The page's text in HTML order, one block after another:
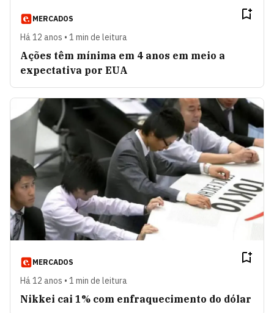
MERCADOS
Há 12 anos • 1 min de leitura
Ações têm mínima em 4 anos em meio a
expectativa por EUA
MERCADOS
Há 12 anos • 1 min de leitura
Nikkei cai 1% com enfraquecimento do dólar